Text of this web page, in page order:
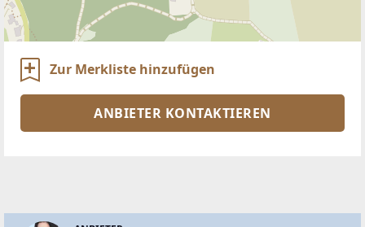
Zur Merkliste hinzufügen
ANBIETER KONTAKTIEREN